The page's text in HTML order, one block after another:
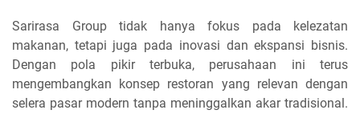
Sarirasa Group tidak hanya fokus pada kelezatan
makanan, tetapi juga pada inovasi dan ekspansi bisnis.
Dengan pola pikir terbuka, perusahaan ini terus
mengembangkan konsep restoran yang relevan dengan
selera pasar modern tanpa meninggalkan akar tradisional.